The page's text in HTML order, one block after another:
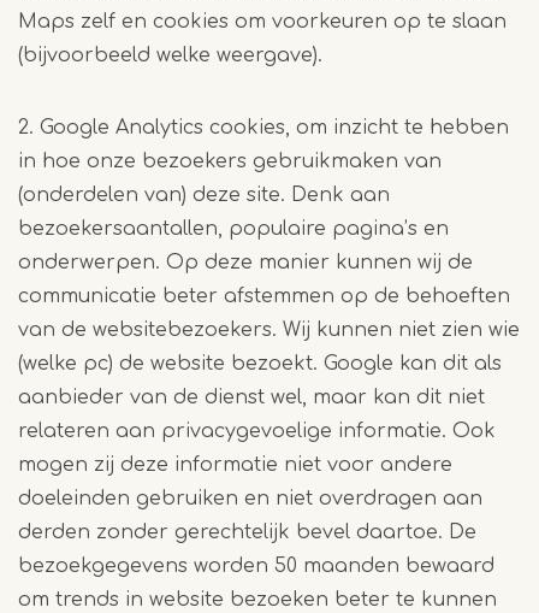
Maps zelf en cookies om voorkeuren op te slaan
(bijvoorbeeld welke weergave).
2. Google Analytics cookies, om inzicht te hebben
in hoe onze bezoekers gebruikmaken van
(onderdelen van) deze site. Denk aan
bezoekersaantallen, populaire pagina’s en
onderwerpen. Op deze manier kunnen wij de
communicatie beter afstemmen op de behoeften
van de websitebezoekers. Wij kunnen niet zien wie
(welke pc) de website bezoekt. Google kan dit als
aanbieder van de dienst wel, maar kan dit niet
relateren aan privacygevoelige informatie. Ook
mogen zij deze informatie niet voor andere
doeleinden gebruiken en niet overdragen aan
derden zonder gerechtelijk bevel daartoe. De
bezoekgegevens worden 50 maanden bewaard
om trends in website bezoeken beter te kunnen